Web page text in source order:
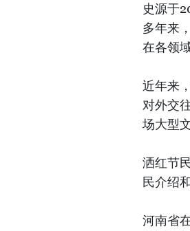
史源于
多年来
在各领
近年来
对外交
场大型
洒红节
民介绍
河南省